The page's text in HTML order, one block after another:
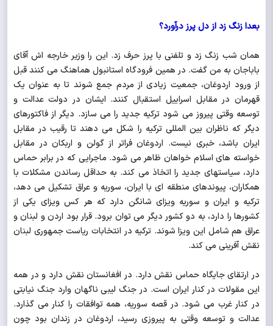
بعدا زنگ زد از دل پرز درآورد؟
همان شب زنگ زد و تلفنی با پرز حرف زد. این را وزیر خارجه اش آقای
باباجان به من گفت. در همین فرودگاه استانبول هماهنگ می کنند قبل
از ورود اردوغان، جمعیت زیادی از مردم جمع شوند تا به عنوان یک
قهرمان در مقابل اسراییل استقبال کنند. ایشان در دولت عدالت و
توسعه وقتی پیروز می شود ترکیه جدید را می سازد. دیگر از فاکتورهای
دیگر که ناظران بین المللی ترکیه را شکل می دهند تا رقیب در مقابل
ایران باشد، خبری نیست. اردوغان فراتر از گولن و اربکان در مقابل
خواسته های اسلام خواهان ظاهر می شود. ماجرایی که در برابر حماس
دارد، سیاستهای جدید را اتخاذ می کند. به حداقل رساندن مشکلات با
همکاران، پیوندهای منطقه ای با ایران، سوریه و عراق تشکیل می دهد،
ترکیه و ایران و سوریه ویزای شانگن دارد که هر کس ویزای یکی از
کشورها را دارد، به دو کشور دیگر می توان برود. قرار بود اردن و لبنان و
عراق هم شامل این ویزا شوند. ترکیه در انتخابات ریاست جمهوری لبنان
نقش آفرینی می کند.
در ارتقای جایگاه حماس نقش دارد. در افغانستان نقش دارد و در همه
این مقولات در کنار ایران است. در جنگ لیبی ناگهان وارد جنگ نیابتی
در کنار غرب می شود. در قصه سوریه، همه توافقات را کنار می گذارد.
عدالت و توسعه وقتی به پیروزی رسید، اردوغان در زندان بود چون